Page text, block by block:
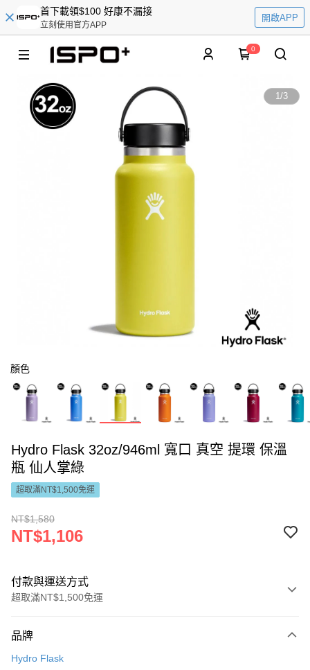
首下載領$100 好康不漏接
立刻使用官方APP
開啟APP
0
1/3
顏色
Hydro Flask 32oz/946ml 寬口 真空 提環 保溫
瓶 仙人掌綠
超取滿NT$1,500免運
NT$1,580
NT$1,106
付款與運送方式
超取滿NT$1,500免運
信用卡一次付款
品牌
Hydro Flask